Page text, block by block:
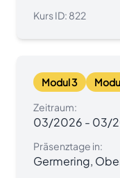
Kurs ID: 822
Modul 3
Zeitraum:
03/2026 - 03/
Präsenztage in:
Germering,